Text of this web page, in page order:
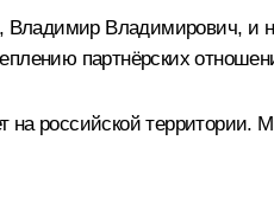
Владимирович, и
партнёрских
российской территории.